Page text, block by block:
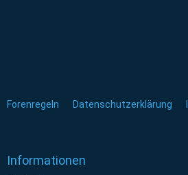
Forenregeln Datenschutzerklärung
Informationen